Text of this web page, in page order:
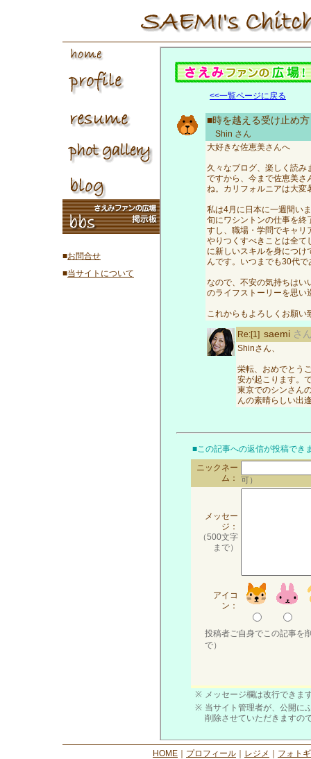
■お問合せ
■当サイトについて
<<一覧ページに戻る
■時を越える受け止め方
Shin さん
大好きな佐恵美さんへ
久々なブログ、楽しく読
ですから、今まで佐恵美さ
ね。カリフォルニアは大変
私は4月に日本に一週間い
旬にワシントンの仕事を終
すし、職場・学問でキャリ
やりつくすべきことは全て
に新しいスキルを身につ
んです。いつまでも30代
なので、不安の気持ちはい
のライフストーリーを思い
これからもよろしくお願い
Re:[1] saemi さ
Shinさん、
栄転、おめでとう
安が起こります。
東京でのシンさん
んの素晴らしい出
■この記事への返信が投稿でき
ニックネー
ム：
可）
メッセー
ジ：
（500文字
まで）
アイコ
ン：
投稿者ご自身でこの記事を
で）
※ メッセージ欄は改行できま
※ 当サイト管理者が、公開に
削除させていただきますの
HOME プロフィール レジメ フォト